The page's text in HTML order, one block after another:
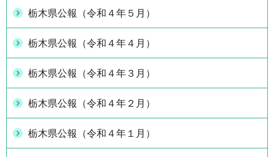
栃木県公報（令和４年５月）
栃木県公報（令和４年４月）
栃木県公報（令和４年３月）
栃木県公報（令和４年２月）
栃木県公報（令和４年１月）